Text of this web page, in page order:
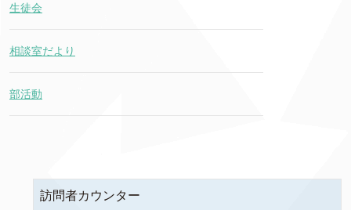
生徒会
相談室だより
部活動
訪問者カウンター